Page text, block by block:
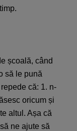
școală, când
să le pună
că: 1. n-
oricum și
altul. Așa că
ne ajute să